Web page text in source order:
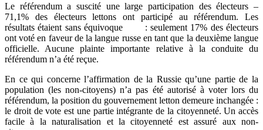
Le référendum a suscité une large participation des électeurs –
71,1% des électeurs lettons ont participé au référendum. Les
résultats étaient sans équivoque : seulement 17% des électeurs
ont voté en faveur de la langue russe en tant que la deuxième langue
officielle. Aucune plainte importante relative à la conduite du
référendum n’a été reçue.
En ce qui concerne l’affirmation de la Russie qu’une partie de la
population (les non-citoyens) n’a pas été autorisé à voter lors du
référendum, la position du gouvernement letton demeure inchangée :
le droit de vote est une partie intégrante de la citoyenneté. Un accès
facile à la naturalisation et la citoyenneté est assuré aux non-